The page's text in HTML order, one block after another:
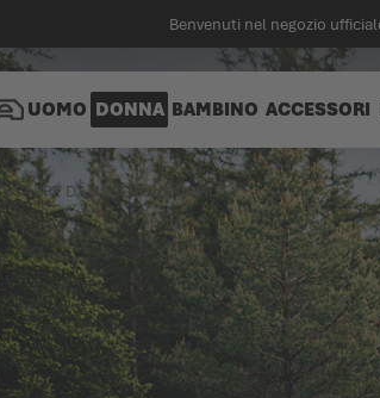
Benvenuti nel negozio
UOMO DONNA BAMBINO ACCESSORI
SCARPE DA ESCURSIONISMO